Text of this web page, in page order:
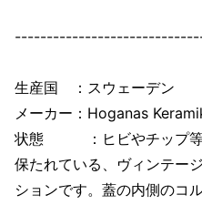
生産国 ：スウェーデン
メーカー：Hoganas
状態 ：ヒビやチップ等
保たれている、ヴィンテー
ションです。蓋の内側のコ